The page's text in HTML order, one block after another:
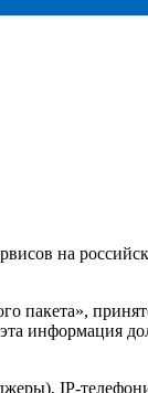
на
пакета»,
информация
IP-